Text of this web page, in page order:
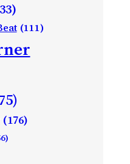
(111)
(176)